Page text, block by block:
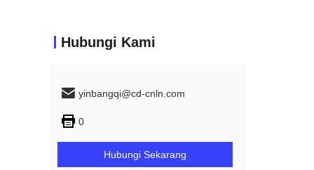
Hubungi Kami
yinbangqi@cd-cnln.com
0
Hubungi Sekarang